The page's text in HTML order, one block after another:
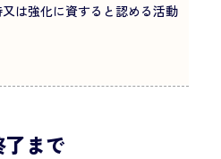
は強化に資すると認める活動
まで